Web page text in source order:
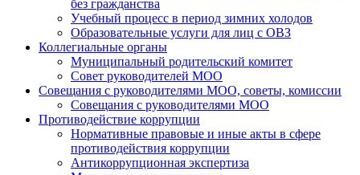
без гражданства
Учебный процесс в период зимних холодов
Образовательные услуги для лиц с ОВЗ
Коллегиальные органы
Муниципальный родительский комитет
Совет руководителей МОО
Совещания с руководителями МОО, советы, комиссии
Совещания с руководителями МОО
Противодействие коррупции
Нормативные правовые и иные акты в сфере
противодействия коррупции
Антикоррупционная экспертиза